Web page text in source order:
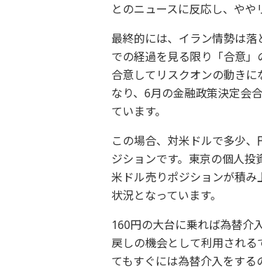
とのニュースに反応し、やや
最終的には、イラン情勢は
での経過を見る限り「合意
合意してリスクオンの動き
なり、6月の金融政策決定会
ています。
この場合、対米ドルで多少
ジションです。東京の個人
米ドル売りポジションが積
状況となっています。
160円の大台に乗れば為替介
戻しの機会として利用され
てもすぐには為替介入をす